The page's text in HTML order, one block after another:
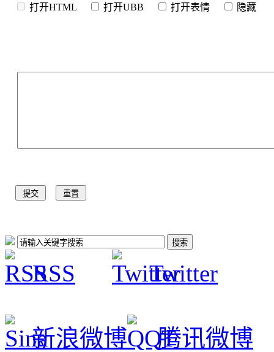
打开HTML 打开UBB 打开表情 隐
RSS Twitter
新浪微博 腾讯微博